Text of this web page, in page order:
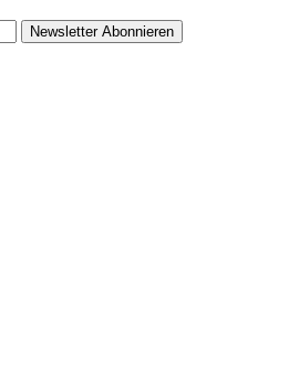
Newsletter Abonnieren